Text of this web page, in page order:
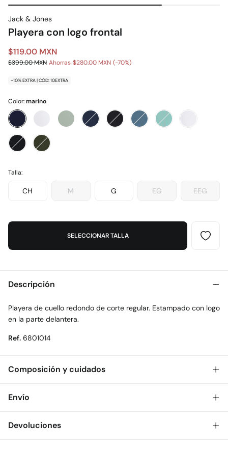
Jack & Jones
Playera con logo frontal
$119.00 MXN
$399.00 MXN Ahorras $280.00 MXN 70
-10% EXTRA | CÓD: 10EXTRA
Color:marino
Talla:
CH M G EG EEG
SELECCIONAR TALLA
Descripción
Playera de cuello redondo de corte regular. Estampado con logo
en la parte delantera.
Ref. 6801014
Composición y cuidados
Composición
Cuidados
Envío
Envío a tienda: 2-5 días.
Devoluciones